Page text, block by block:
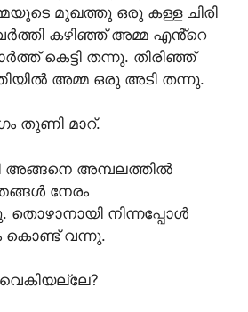
മുഖത്തു ഒരു കള്ള ചിരി
കഴിഞ്ഞ് അമ്മ എൻ്റെ
കെട്ടി തന്നു. തിരിഞ്ഞ്
അമ്മ ഒരു അടി തന്നു.
തുണി മാറ്.
അങ്ങനെ അമ്പലത്തിൽ
നേരം
നിന്നപ്പോൾ
കൊണ്ട് വന്നു.